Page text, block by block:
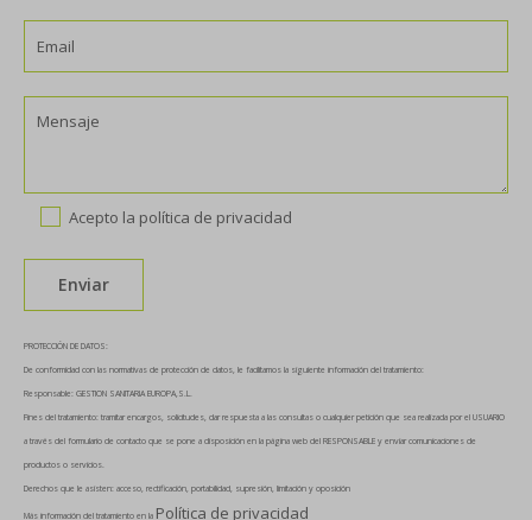
Acepto la política de privacidad
PROTECCIÓN DE DATOS:
De conformidad con las normativas de protección de datos, le facilitamos la siguiente información del tratamiento:
Responsable: GESTION SANITARIA EUROPA,S.L.
Fines del tratamiento: tramitar encargos, solicitudes, dar respuesta a las consultas o cualquier petición que sea realizada por el USUARIO
a través del formulario de contacto que se pone a disposición en la página web del RESPONSABLE y enviar comunicaciones de
productos o servicios.
Derechos que le asisten: acceso, rectificación, portabilidad, supresión, limitación y oposición
Más información del tratamiento en la Política de privacidad